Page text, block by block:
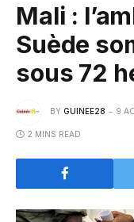
Mali :
Suède
sous 72
BY GUINEE28 9
2 MINS READ